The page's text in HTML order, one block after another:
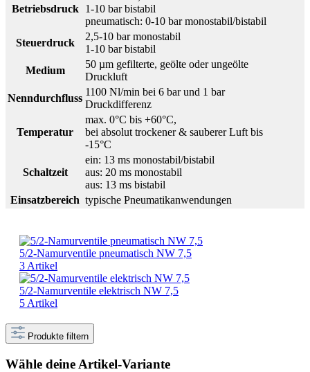
Betriebsdruck
1-10 bar bistabil
pneumatisch: 0-10 bar monostabil/bistabil
Steuerdruck
2,5-10 bar monostabil
1-10 bar bistabil
Medium
50 µm gefilterte, geölte oder ungeölte
Druckluft
Nenndurchfluss
1100 Nl/min bei 6 bar und 1 bar
Druckdifferenz
Temperatur
max. 0°C bis +60°C,
bei absolut trockener & sauberer Luft bis
-15°C
Schaltzeit
ein: 13 ms monostabil/bistabil
aus: 20 ms monostabil
aus: 13 ms bistabil
Einsatzbereich typische Pneumatikanwendungen
5/2-Namurventile pneumatisch NW 7,5
3 Artikel
5/2-Namurventile elektrisch NW 7,5
5 Artikel
Produkte filtern
Wähle deine Artikel-Variante